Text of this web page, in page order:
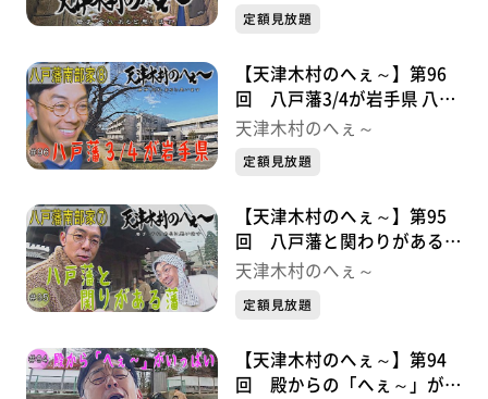
定額見放題
【天津木村のへぇ～】第96
回 八戸藩3/4が岩手県 八戸
藩南部家シリーズ⑧
天津木村のへぇ～
定額見放題
【天津木村のへぇ～】第95
回 八戸藩と関わりがある藩
八戸藩南部家シリーズ⑦
天津木村のへぇ～
定額見放題
【天津木村のへぇ～】第94
回 殿からの「へぇ～」がい